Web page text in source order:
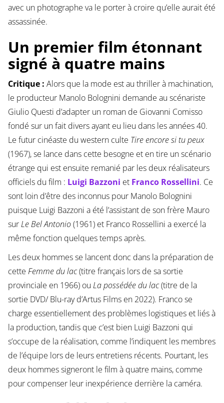
avec un photographe va le porter à croire qu’elle aurait été
assassinée.
Un premier film étonnant
signé à quatre mains
Critique : Alors que la mode est au thriller à machination,
le producteur Manolo Bolognini demande au scénariste
Giulio Questi d’adapter un roman de Giovanni Comisso
fondé sur un fait divers ayant eu lieu dans les années 40.
Le futur cinéaste du western culte Tire encore si tu peux
(1967), se lance dans cette besogne et en tire un scénario
étrange qui est ensuite remanié par les deux réalisateurs
officiels du film : Luigi Bazzoni et Franco Rossellini. Ce
sont loin d’être des inconnus pour Manolo Bolognini
puisque Luigi Bazzoni a été l’assistant de son frère Mauro
surLe Bel Antonio(1961) et Franco Rossellini a exercé la
même fonction quelques temps après.
Les deux hommes se lancent donc dans la préparation de
cette Femme du lac(titre français lors de sa sortie
provinciale en 1966) ou La possédée du lac(titre de la
sortie DVD/ Blu-ray d’Artus Films en 2022). Franco se
charge essentiellement des problèmes logistiques et liés à
la production, tandis que c’est bien Luigi Bazzoni qui
s’occupe de la réalisation, comme l’indiquent les membres
de l’équipe lors de leurs entretiens récents. Pourtant, les
deux hommes signeront le film à quatre mains, comme
pour compenser leur inexpérience derrière la caméra.